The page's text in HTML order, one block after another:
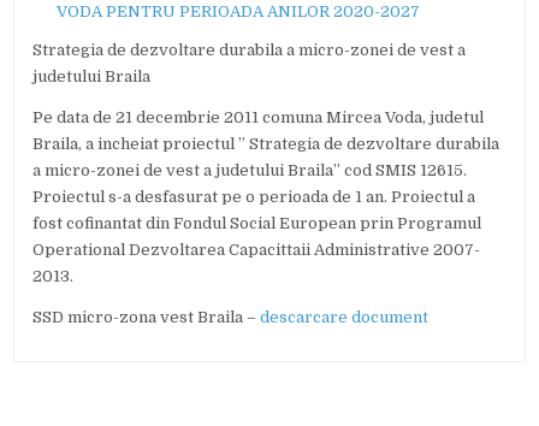
VODA PENTRU PERIOADA ANILOR 2020-2027
Strategia de dezvoltare durabila a micro-zonei de vest a
judetului Braila
Pe data de 21 decembrie 2011 comuna Mircea Voda, judetul
Braila, a incheiat proiectul ” Strategia de dezvoltare durabila
a micro-zonei de vest a judetului Braila” cod SMIS 12615.
Proiectul s-a desfasurat pe o perioada de 1 an. Proiectul a
fost cofinantat din Fondul Social European prin Programul
Operational Dezvoltarea Capacittaii Administrative 2007-
2013.
SSD micro-zona vest Braila –descarcare document